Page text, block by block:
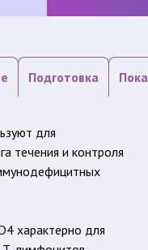
Подготовка
для
течения и контроля
характерно для